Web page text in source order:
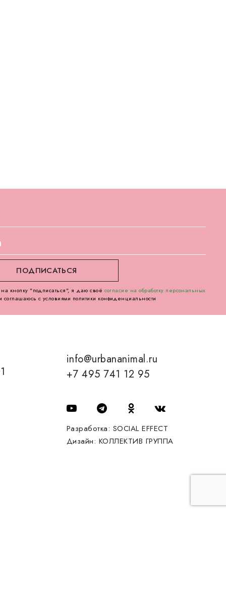
кнопку "подписаться", я даю своё согласие на обработку персональных
и соглашаюсь с условиями политики конфиденциальности
info@urbananimal.ru
+7 495 741 12 95
Разработка: SOCIAL EFFECT
Дизайн: КОЛЛЕКТИВ ГРУППА